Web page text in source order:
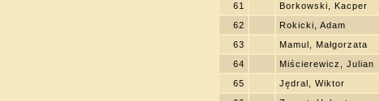
61
Borkowski, Kacper
62
Rokicki, Adam
63
Mamul, Małgorzata
64
Miścierewicz, Julian
65
Jędral, Wiktor